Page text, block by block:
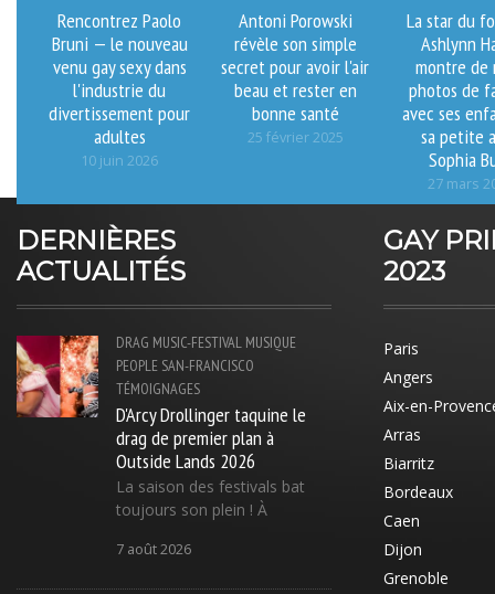
Rencontrez Paolo
Bruni — le nouveau
venu gay sexy dans
l'industrie du
divertissement pour
adultes
10 juin 2026
Antoni Porowski
révèle son simple
secret pour avoir l'air
beau et rester en
bonne santé
25 février 2025
La star du
Ashlynn
montre de
photos de
avec ses
sa petite
Sophia
27 mars
DERNIÈRES
ACTUALITÉS
DRAG MUSIC-FESTIVAL MUSIQUE
PEOPLE SAN-FRANCISCO
TÉMOIGNAGES
D'Arcy Drollinger taquine le
drag de premier plan à
Outside Lands 2026
La saison des festivals bat
toujours son plein ! À
7 août 2026
GAY
2023
Paris
Angers
Aix-en-
Arras
Biarritz
Bordeaux
Caen
Dijon
Grenoble